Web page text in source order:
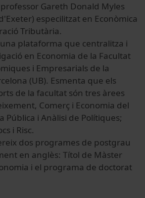
professor Gareth Donald Myles
) especilitzat en Econòmica
Tributària.
plataforma que centralitza i
en Economia de la Facultat
i Empresarials de la
(UB). Esmenta que els
de la facultat són tres àrees
, Comerç i Economia del
Pública i Anàlisi de Polítiques;
i Risc.
dos programes de postgrau
en anglès: Títol de Màster
i el programa de doctorat